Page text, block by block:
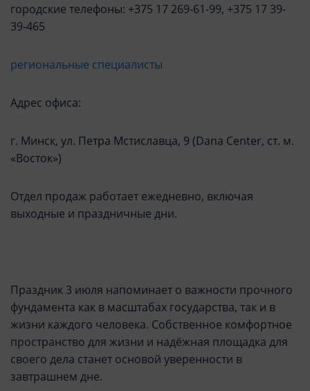
городские телефоны: +375 17 269-61-99, +375 17 39-
39-465
региональные специалисты
Адрес офиса:
г. Минск, ул. Петра Мстиславца, 9 (Dana Center, ст. м.
«Восток»)
Отдел продаж работает ежедневно, включая
выходные и праздничные дни.
Праздник 3 июля напоминает о важности прочного
фундамента как в масштабах государства, так и в
жизни каждого человека. Собственное комфортное
пространство для жизни и надёжная площадка для
своего дела станет основой уверенности в
завтрашнем дне.